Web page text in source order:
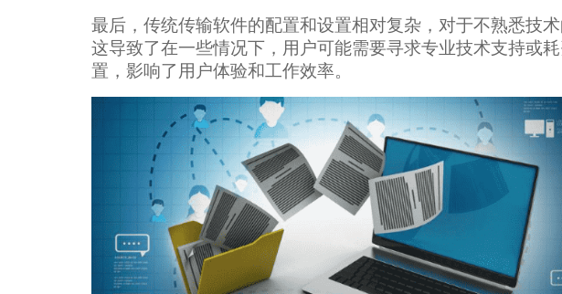
最后，传统传输软件的配置和设置相对复杂，对于不熟悉技术
这导致了在一些情况下，用户可能需要寻求专业技术支持或
置，影响了用户体验和工作效率。